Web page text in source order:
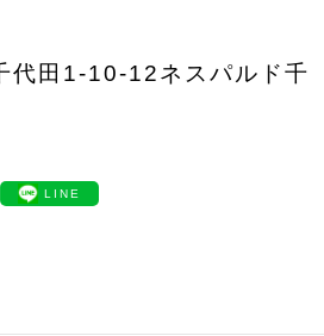
代田1-10-12ネスパルド千
LINE